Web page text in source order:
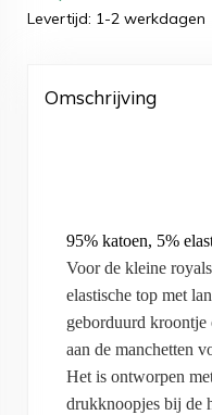
Levertijd: 1-2 werkdagen
Omschrijving
95% katoen, 5%
Voor de kleine
elastische top met
geborduurd kroontje
aan de manchetten
Het is ontworpen
drukknoopjes bij de